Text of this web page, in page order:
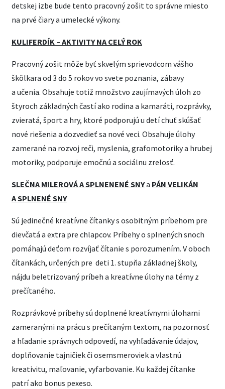
detskej izbe bude tento pracovný zošit to správne miesto
na prvé čiary a umelecké výkony.
KULIFERDÍK – AKTIVITY NA CELÝ ROK
Pracovný zošit môže byť skvelým sprievodcom vášho
škôlkara od 3 do 5 rokov vo svete poznania, zábavy
a učenia. Obsahuje totiž množstvo zaujímavých úloh zo
štyroch základných častí ako rodina a kamaráti, rozprávky,
zvieratá, šport a hry, ktoré podporujú u detí chuť skúšať
nové riešenia a dozvedieť sa nové veci. Obsahuje úlohy
zamerané na rozvoj reči, myslenia, grafomotoriky a hrubej
motoriky, podporuje emočnú a sociálnu zrelosť.
SLEČNA MILEROVÁ A SPLNENENÉ SNYa PÁN VELIKÁN
A SPLNENÉ SNY
Sú jedinečné kreatívne čítanky s osobitným príbehom pre
dievčatá a extra pre chlapcov. Príbehy o splnených snoch
pomáhajú deťom rozvíjať čítanie s porozumením. V oboch
čítankách, určených pre deti 1. stupňa základnej školy,
nájdu beletrizovaný príbeh a kreatívne úlohy na témy z
prečítaného.
Rozprávkové príbehy sú doplnené kreatívnymi úlohami
zameranými na prácu s prečítaným textom, na pozornosť
a hľadanie správnych odpovedí, na vyhľadávanie údajov,
doplňovanie tajničiek či osemsmeroviek a vlastnú
kreativitu, maľovanie, vyfarbovanie. Ku každej čítanke
patrí ako bonus pexeso.